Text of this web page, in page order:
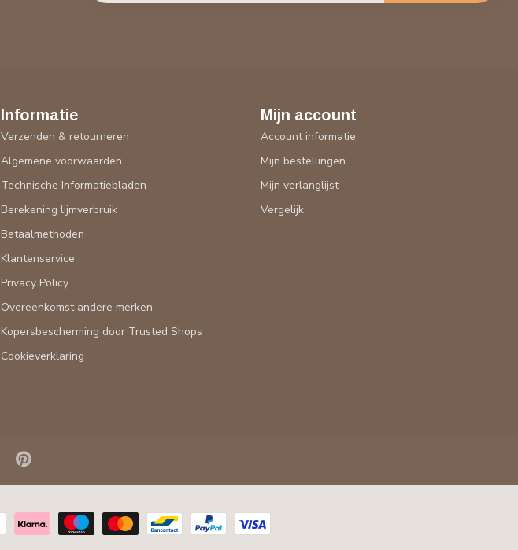
Informatie
Verzenden & retourneren
Algemene voorwaarden
Technische Informatiebladen
Berekening lijmverbruik
Betaalmethoden
Klantenservice
Privacy Policy
Overeenkomst andere merken
Kopersbescherming door Trusted Shops
Cookieverklaring
Mijn account
Account informatie
Mijn bestellingen
Mijn verlanglijst
Vergelijk